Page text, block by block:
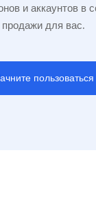
и аккаунтов в
продажи для вас.
пользоваться